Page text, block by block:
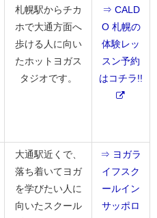
札幌駅からチカ
ホで大通方面へ
歩ける人に向い
たホットヨガス
タジオです。
⇒ CALD
O 札幌の
体験レッ
スン予約
はコチラ!!
大通駅近くで、
落ち着いてヨガ
を学びたい人に
向いたスクール
⇒ ヨガラ
イフスク
ールイン
サッポロ